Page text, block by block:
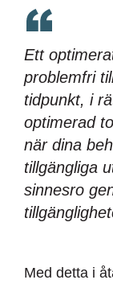
Ett
problemfri
tidpunkt, i
optimerad
när dina
tillgängliga
sinnesro
Med detta i